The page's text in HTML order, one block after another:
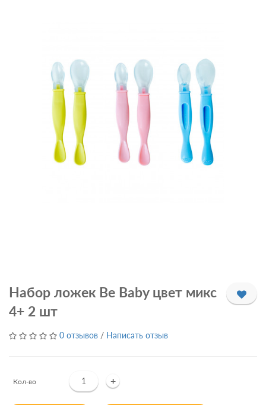
Набор ложек Be Baby цвет микс
4+ 2 шт
0 отзывов / Написать отзыв
Кол-во +